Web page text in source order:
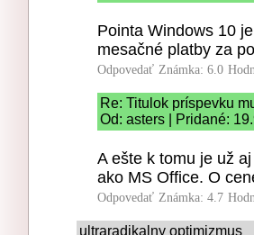
Pointa Windows 10
mesačné platby za
Odpovedať Známka: 6.0
Re: Titulok príspevku
Od: asters | Pridané:
A ešte k tomu je už
ako MS Office. O
Odpovedať Známka: 4.7
ultraradikalny optimizmus